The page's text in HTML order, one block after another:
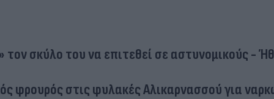
σκύλο του να επιτεθεί σε αστυνομικούς -
φρουρός στις φυλακές Αλικαρνασσού για